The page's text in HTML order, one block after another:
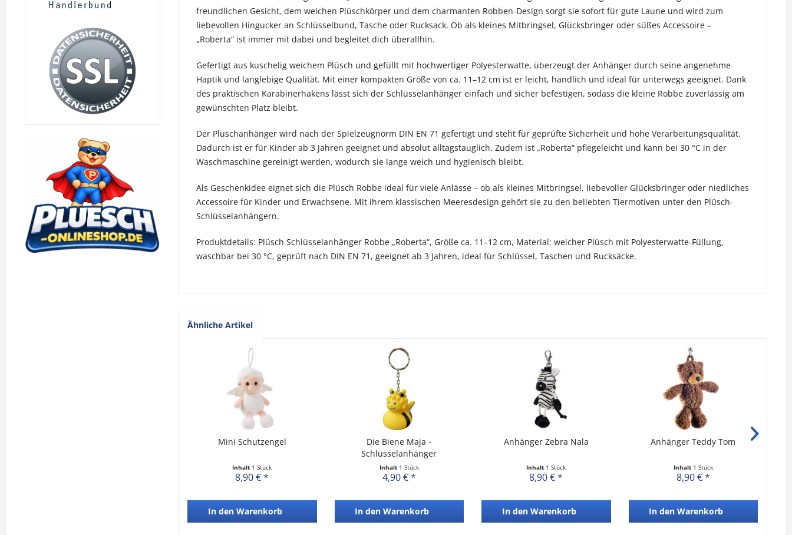
freundlichen Gesicht, dem weichen Plüschkörper und dem charmanten Robben-Design sorgt sie sofort für gute Laune und wird zum
liebevollen Hingucker an Schlüsselbund, Tasche oder Rucksack. Ob als kleines Mitbringsel, Glücksbringer oder süßes Accessoire –
„Roberta“ ist immer mit dabei und begleitet dich überallhin.
Gefertigt aus kuschelig weichem Plüsch und gefüllt mit hochwertiger Polyesterwatte, überzeugt der Anhänger durch seine angenehme
Haptik und langlebige Qualität. Mit einer kompakten Größe von ca. 11–12 cm ist er leicht, handlich und ideal für unterwegs geeignet. Dank
des praktischen Karabinerhakens lässt sich der Schlüsselanhänger einfach und sicher befestigen, sodass die kleine Robbe zuverlässig am
gewünschten Platz bleibt.
Der Plüschanhänger wird nach der Spielzeugnorm DIN EN 71 gefertigt und steht für geprüfte Sicherheit und hohe Verarbeitungsqualität.
Dadurch ist er für Kinder ab 3 Jahren geeignet und absolut alltagstauglich. Zudem ist „Roberta“ pflegeleicht und kann bei 30 °C in der
Waschmaschine gereinigt werden, wodurch sie lange weich und hygienisch bleibt.
Als Geschenkidee eignet sich die Plüsch Robbe ideal für viele Anlässe – ob als kleines Mitbringsel, liebevoller Glücksbringer oder niedliches
Accessoire für Kinder und Erwachsene. Mit ihrem klassischen Meeresdesign gehört sie zu den beliebten Tiermotiven unter den Plüsch-
Schlüsselanhängern.
Produktdetails: Plüsch Schlüsselanhänger Robbe „Roberta“, Größe ca. 11–12 cm, Material: weicher Plüsch mit Polyesterwatte-Füllung,
waschbar bei 30 °C, geprüft nach DIN EN 71, geeignet ab 3 Jahren, ideal für Schlüssel, Taschen und Rucksäcke.
Ähnliche Artikel
Mini Schutzengel
Inhalt 1 Stück
8,90 € *
In den Warenkorb
Die Biene Maja -
Schlüsselanhänger
Inhalt 1 Stück
4,90 € *
In den Warenkorb
Anhänger Zebra Nala
Inhalt 1 Stück
8,90 € *
In den Warenkorb
Anhänger Teddy Tom
Inhalt 1 Stück
8,90 € *
In den Warenkorb